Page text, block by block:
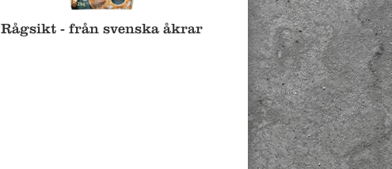
Rågsikt - från svenska åkrar